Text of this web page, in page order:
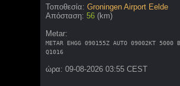
Τοποθεσία: Groningen Airport Eelde
Απόσταση: 56 (km)
Metar:
METAR EHGG 090155Z AUTO 09002KT 5000
Q1016
ώρα: 09-08-2026 03:55 CEST